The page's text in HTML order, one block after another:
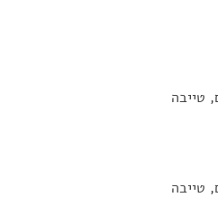
טייבה
טייבה